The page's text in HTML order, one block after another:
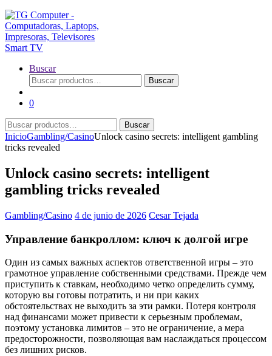
Buscar
Buscar
por:
Buscar
0
Buscar
por:
Buscar
InicioGambling/CasinoUnlock casino secrets: intelligent gambling
tricks revealed
Unlock casino secrets: intelligent
gambling tricks revealed
Gambling/Casino 4 de junio de 2026 Cesar Tejada
Управление банкроллом: ключ к долгой игре
Один из самых важных аспектов ответственной игры – это
грамотное управление собственными средствами. Прежде чем
приступить к ставкам, необходимо четко определить сумму,
которую вы готовы потратить, и ни при каких
обстоятельствах не выходить за эти рамки. Потеря контроля
над финансами может привести к серьезным проблемам,
поэтому установка лимитов – это не ограничение, а мера
предосторожности, позволяющая вам наслаждаться процессом
без лишних рисков.